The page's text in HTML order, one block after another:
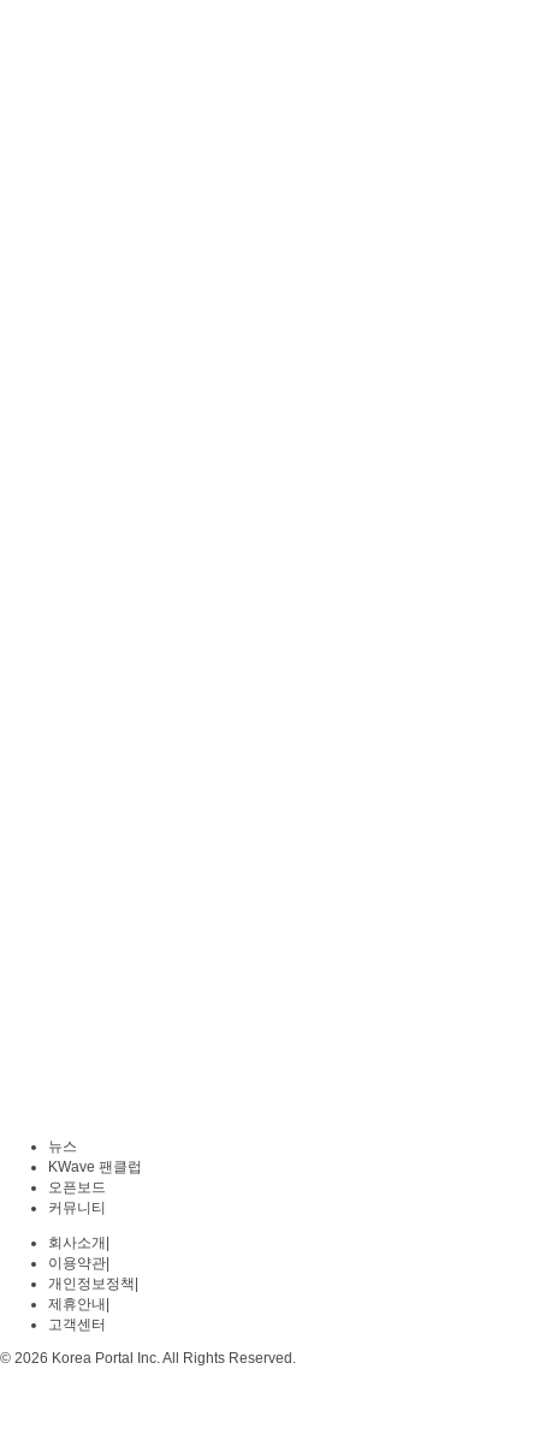
뉴스
KWave 팬클럽
오픈보드
커뮤니티
회사소개
이용약관
개인정보정책
제휴안내
고객센터
© 2026 Korea Portal Inc. All Rights Reserved.